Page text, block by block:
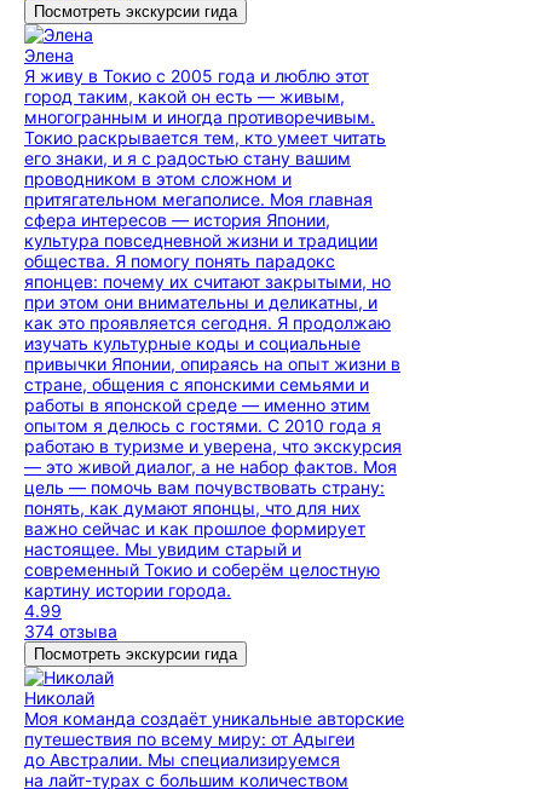
Посмотреть экскурсии гида
Элена
Я живу в Токио с 2005 года и люблю этот
город таким, какой он есть — живым,
многогранным и иногда противоречивым.
Токио раскрывается тем, кто умеет читать
его знаки, и я с радостью стану вашим
проводником в этом сложном и
притягательном мегаполисе. Моя главная
сфера интересов — история Японии,
культура повседневной жизни и традиции
общества. Я помогу понять парадокс
японцев: почему их считают закрытыми, но
при этом они внимательны и деликатны, и
как это проявляется сегодня. Я продолжаю
изучать культурные коды и социальные
привычки Японии, опираясь на опыт жизни в
стране, общения с японскими семьями и
работы в японской среде — именно этим
опытом я делюсь с гостями. С 2010 года я
работаю в туризме и уверена, что экскурсия
— это живой диалог, а не набор фактов. Моя
цель — помочь вам почувствовать страну:
понять, как думают японцы, что для них
важно сейчас и как прошлое формирует
настоящее. Мы увидим старый и
современный Токио и соберём целостную
картину истории города.
4.99
374 отзыва
Посмотреть экскурсии гида
Николай
Моя команда создаёт уникальные авторские
путешествия по всему миру: от Адыгеи
до Австралии. Мы специализируемся
на лайт-турах с большим количеством